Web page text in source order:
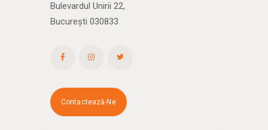
Bulevardul Unirii 22,
București 030833
Contactează-Ne